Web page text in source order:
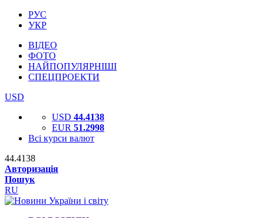
РУС
УКР
ВІДЕО
ФОТО
НАЙПОПУЛЯРНІШІ
СПЕЦПРОЕКТИ
USD
USD 44.4138
EUR 51.2998
Всі курси валют
44.4138
Авторизація
Пошук
RU